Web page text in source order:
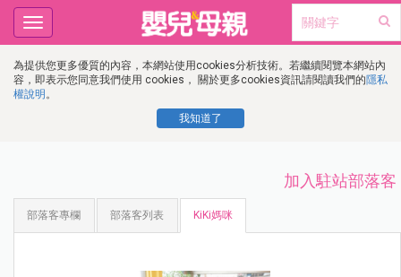
為提供您更多優質的內容，本網站使用cookies分析技術。若繼續閱覽本網站內
容，即表示您同意我們使用 cookies， 關於更多cookies資訊請閱讀我們的隱私
權說明 。
我知道了
Toggle
navigation
加入駐站部落客
部落客專欄 部落客列表 KiKi媽咪